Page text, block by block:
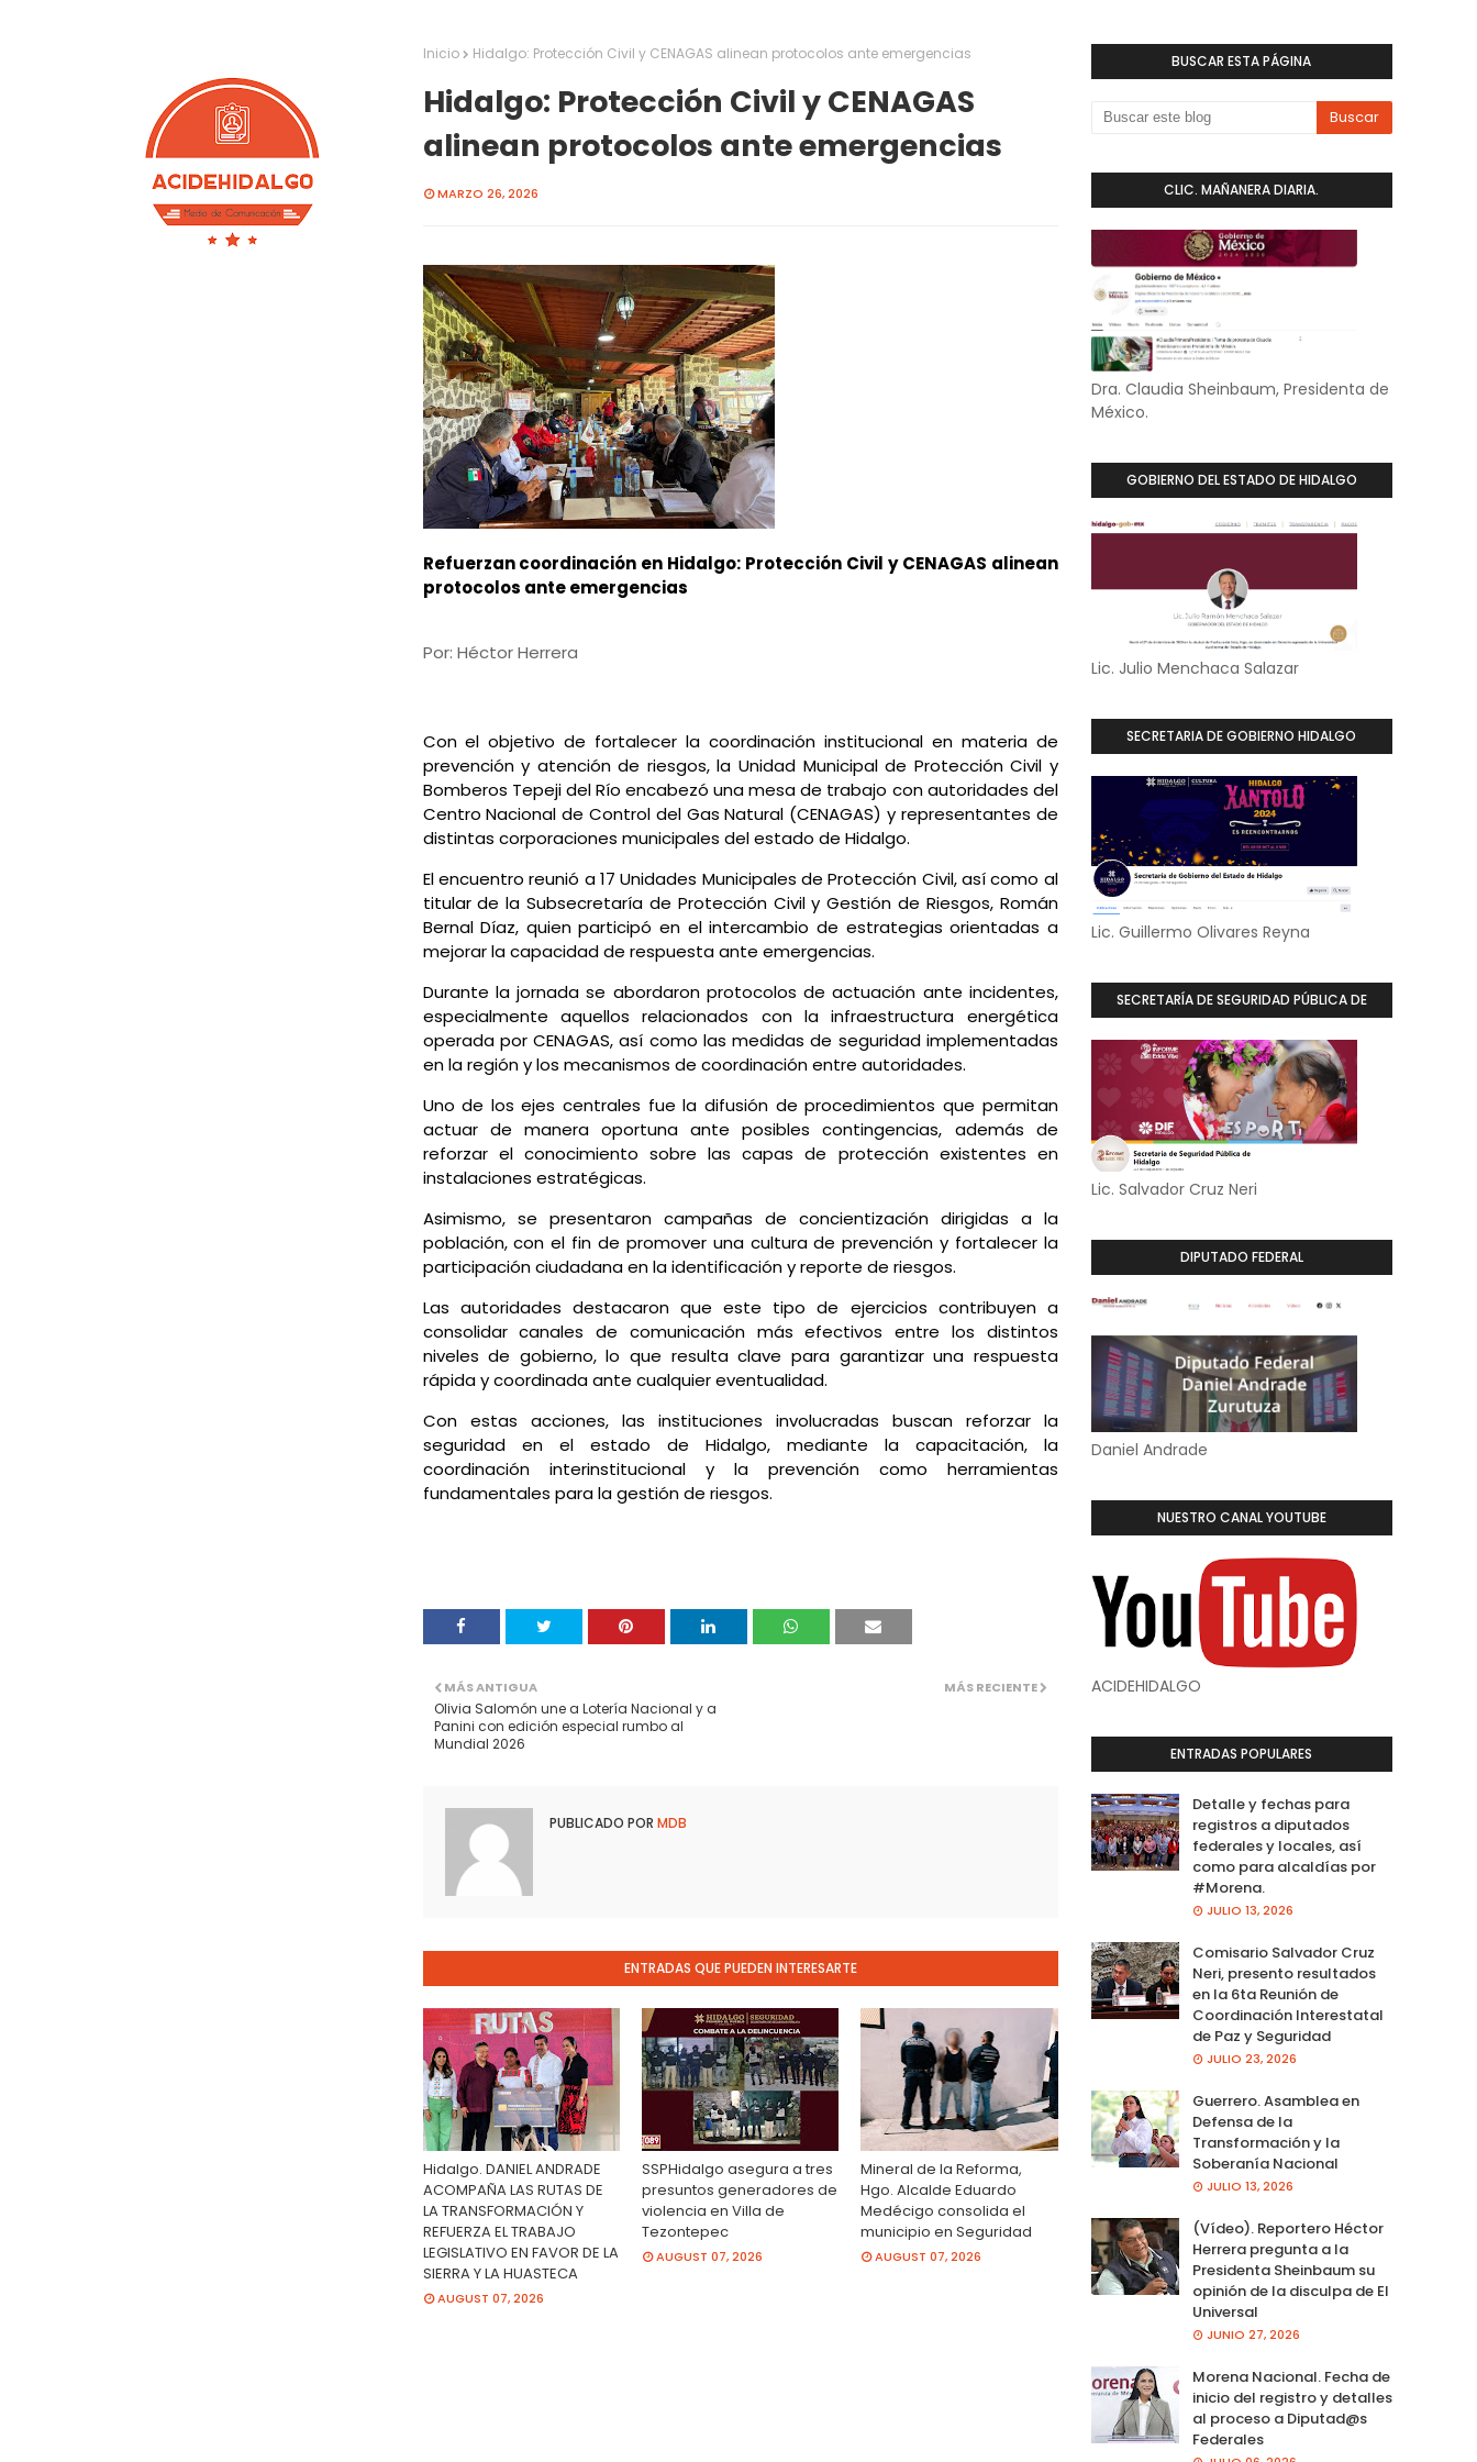
Inicio Hidalgo: Protección Civil y CENAGAS alinean protocolos ante emergencias
Hidalgo: Protección Civil y CENAGAS
alinean protocolos ante emergencias
MARZO 26, 2026
Refuerzan coordinación en Hidalgo: Protección Civil y CENAGAS alinean
protocolos ante emergencias
Por: Héctor Herrera
Con el objetivo de fortalecer la coordinación institucional en materia de
prevención y atención de riesgos, la Unidad Municipal de Protección Civil y
Bomberos Tepeji del Río encabezó una mesa de trabajo con autoridades del
Centro Nacional de Control del Gas Natural (CENAGAS) y representantes de
distintas corporaciones municipales del estado de Hidalgo.
El encuentro reunió a 17 Unidades Municipales de Protección Civil, así como al
titular de la Subsecretaría de Protección Civil y Gestión de Riesgos, Román
Bernal Díaz, quien participó en el intercambio de estrategias orientadas a
mejorar la capacidad de respuesta ante emergencias.
Durante la jornada se abordaron protocolos de actuación ante incidentes,
especialmente aquellos relacionados con la infraestructura energética
operada por CENAGAS, así como las medidas de seguridad implementadas
en la región y los mecanismos de coordinación entre autoridades.
Uno de los ejes centrales fue la difusión de procedimientos que permitan
actuar de manera oportuna ante posibles contingencias, además de
reforzar el conocimiento sobre las capas de protección existentes en
instalaciones estratégicas.
Asimismo, se presentaron campañas de concientización dirigidas a la
población, con el fin de promover una cultura de prevención y fortalecer la
participación ciudadana en la identificación y reporte de riesgos.
Las autoridades destacaron que este tipo de ejercicios contribuyen a
consolidar canales de comunicación más efectivos entre los distintos
niveles de gobierno, lo que resulta clave para garantizar una respuesta
rápida y coordinada ante cualquier eventualidad.
Con estas acciones, las instituciones involucradas buscan reforzar la
seguridad en el estado de Hidalgo, mediante la capacitación, la
coordinación interinstitucional y la prevención como herramientas
fundamentales para la gestión de riesgos.
MÁS RECIENTE
MÁS ANTIGUA
Olivia Salomón une a Lotería Nacional y a
Panini con edición especial rumbo al
Mundial 2026
PUBLICADO POR MDB
ENTRADAS QUE PUEDEN INTERESARTE
Hidalgo. DANIEL ANDRADE
ACOMPAÑA LAS RUTAS DE
LA TRANSFORMACIÓN Y
REFUERZA EL TRABAJO
LEGISLATIVO EN FAVOR DE LA
SIERRA Y LA HUASTECA
AUGUST 07, 2026
SSPHidalgo asegura a tres
presuntos generadores de
violencia en Villa de
Tezontepec
AUGUST 07, 2026
Mineral de la Reforma,
Hgo. Alcalde Eduardo
Medécigo consolida el
municipio en Seguridad
AUGUST 07, 2026
BUSCAR ESTA PÁGINA
CLIC. MAÑANERA DIARIA.
Dra. Claudia Sheinbaum, Presidenta de
México.
GOBIERNO DEL ESTADO DE HIDALGO
Lic. Julio Menchaca Salazar
SECRETARIA DE GOBIERNO HIDALGO
Lic. Guillermo Olivares Reyna
SECRETARÍA DE SEGURIDAD PÚBLICA DE
Lic. Salvador Cruz Neri
DIPUTADO FEDERAL
Daniel Andrade
NUESTRO CANAL YOUTUBE
ACIDEHIDALGO
ENTRADAS POPULARES
Detalle y fechas para
registros a diputados
federales y locales, así
como para alcaldías por
#Morena.
JULIO 13, 2026
Comisario Salvador Cruz
Neri, presento resultados
en la 6ta Reunión de
Coordinación Interestatal
de Paz y Seguridad
JULIO 23, 2026
Guerrero. Asamblea en
Defensa de la
Transformación y la
Soberanía Nacional
JULIO 13, 2026
(Vídeo). Reportero Héctor
Herrera pregunta a la
Presidenta Sheinbaum su
opinión de la disculpa de El
Universal
JUNIO 27, 2026
Morena Nacional. Fecha de
inicio del registro y detalles
al proceso a Diputad@s
Federales